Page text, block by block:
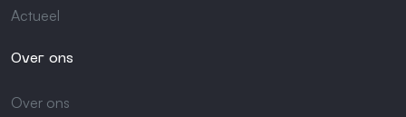
Actueel
Over ons
Over ons